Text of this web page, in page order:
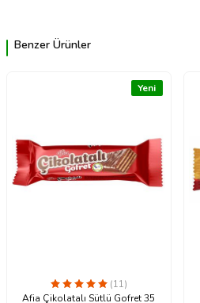
Benzer Ürünler
Yeni
(11)
Afia Çikolatalı Sütlü Gofret 35